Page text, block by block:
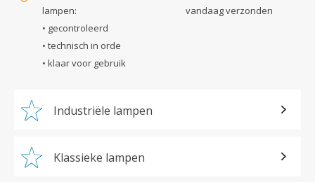
lampen:
• gecontroleerd
• technisch in orde
• klaar voor gebruik
vandaag verzonden
Industriële lampen
Klassieke lampen